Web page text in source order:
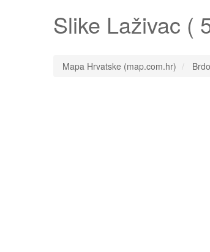
Slike Laživac (
Mapa Hrvatske (map.com.hr) Brdo